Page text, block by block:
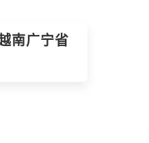
南广宁省